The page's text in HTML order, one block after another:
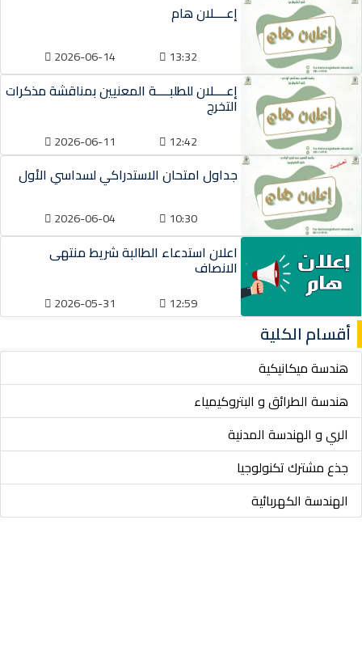
إعــــلان هام
13:32
2026-06-14
إعــــلان للطلبــــة المعنيين بمناقشة مذكرات
التخرج
12:42
2026-06-11
جداول امتحان الاستدراكي لسداسي الأول
10:30
2026-06-04
اعلان استدعاء الطالبة شريط منتهى
الانصاف
12:59
2026-05-31
أقسام الكلية
هندسة ميكانيكية
هندسة الطرائق و البتروكيمياء
الري و الهندسة المدنية
جذع مشترك تكنولوجيا
الهندسة الكهربائية